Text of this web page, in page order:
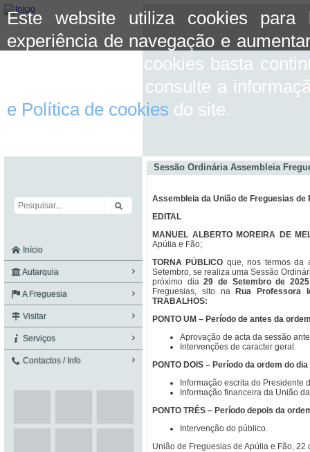
Este website utiliza cookies para
experiência de navegação e
aceitar o uso de cookies basta
mais informação consulte a
e Política de cookies do site.
Início
Autarquia
A Freguesia
Visitar
Serviços
Contactos / Info
Sessão Ordinária Assembleia
Assembleia da União de Freguesias de
EDITAL
MANUEL ALBERTO MOREIRA DE
Apúlia e Fão;
TORNA PÚBLICO que, nos termos da
Setembro, se realiza uma Sessão
próximo dia29 de Setembro de 2025
Freguesias, sito na
Rua Professora
TRABALHOS:
PONTO UM – Período de antes da
Aprovação de acta da sessão
Intervenções de caracter geral.
PONTO DOIS – Período da ordem do dia
Informação escrita do Presidente
Informação financeira da União
PONTO TRÊS – Período depois da
Intervenção do público.
União de Freguesias de Apúlia e Fão, 22